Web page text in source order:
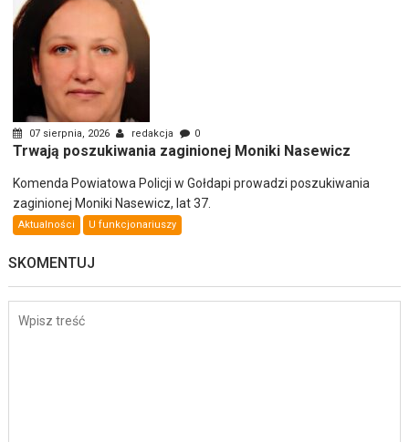
07 sierpnia, 2026 redakcja 0
Trwają poszukiwania zaginionej Moniki Nasewicz
Komenda Powiatowa Policji w Gołdapi prowadzi poszukiwania
zaginionej Moniki Nasewicz, lat 37.
Aktualności U funkcjonariuszy
SKOMENTUJ